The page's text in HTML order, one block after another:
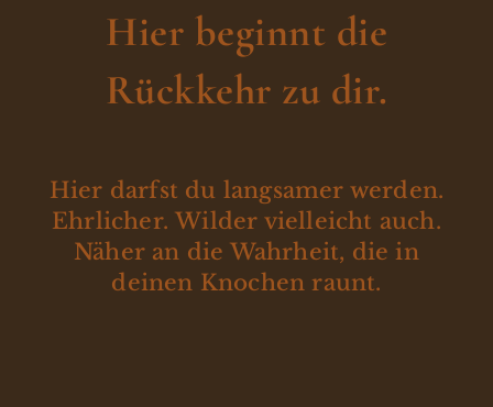
Hier beginnt die
Rückkehr zu dir.
Hier darfst du langsamer werden.
Ehrlicher. Wilder vielleicht auch.
Näher an die Wahrheit, die in
deinen Knochen raunt.